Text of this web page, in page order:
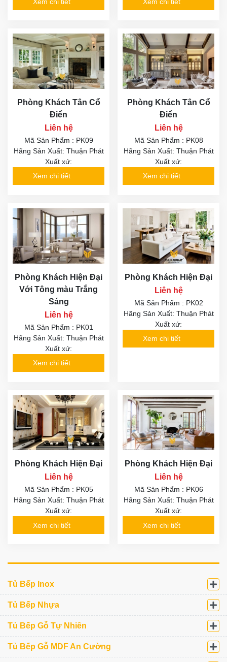
Phòng Khách Tân Cổ
Điển
Liên hệ
Mã Sản Phẩm : PK09
Hãng Sản Xuất: Thuận Phát
Xuất xứ:
Xem chi tiết
Phòng Khách Tân Cổ
Điển
Liên hệ
Mã Sản Phẩm : PK08
Hãng Sản Xuất: Thuận Phát
Xuất xứ:
Xem chi tiết
Phòng Khách Hiện Đại
Với Tông màu Trắng
Sáng
Liên hệ
Mã Sản Phẩm : PK01
Hãng Sản Xuất: Thuận Phát
Xuất xứ:
Xem chi tiết
Phòng Khách Hiện Đại
Liên hệ
Mã Sản Phẩm : PK02
Hãng Sản Xuất: Thuận Phát
Xuất xứ:
Xem chi tiết
Phòng Khách Hiện Đại
Liên hệ
Mã Sản Phẩm : PK05
Hãng Sản Xuất: Thuận Phát
Xuất xứ:
Xem chi tiết
Phòng Khách Hiện Đại
Liên hệ
Mã Sản Phẩm : PK06
Hãng Sản Xuất: Thuận Phát
Xuất xứ:
Xem chi tiết
Tủ Bếp Inox
Tủ Bếp Nhựa
Tủ Bếp Gỗ Tự Nhiên
Tủ Bếp Gỗ MDF An Cường